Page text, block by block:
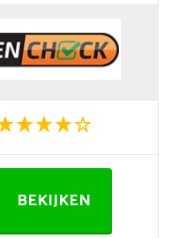
BEKIJKEN